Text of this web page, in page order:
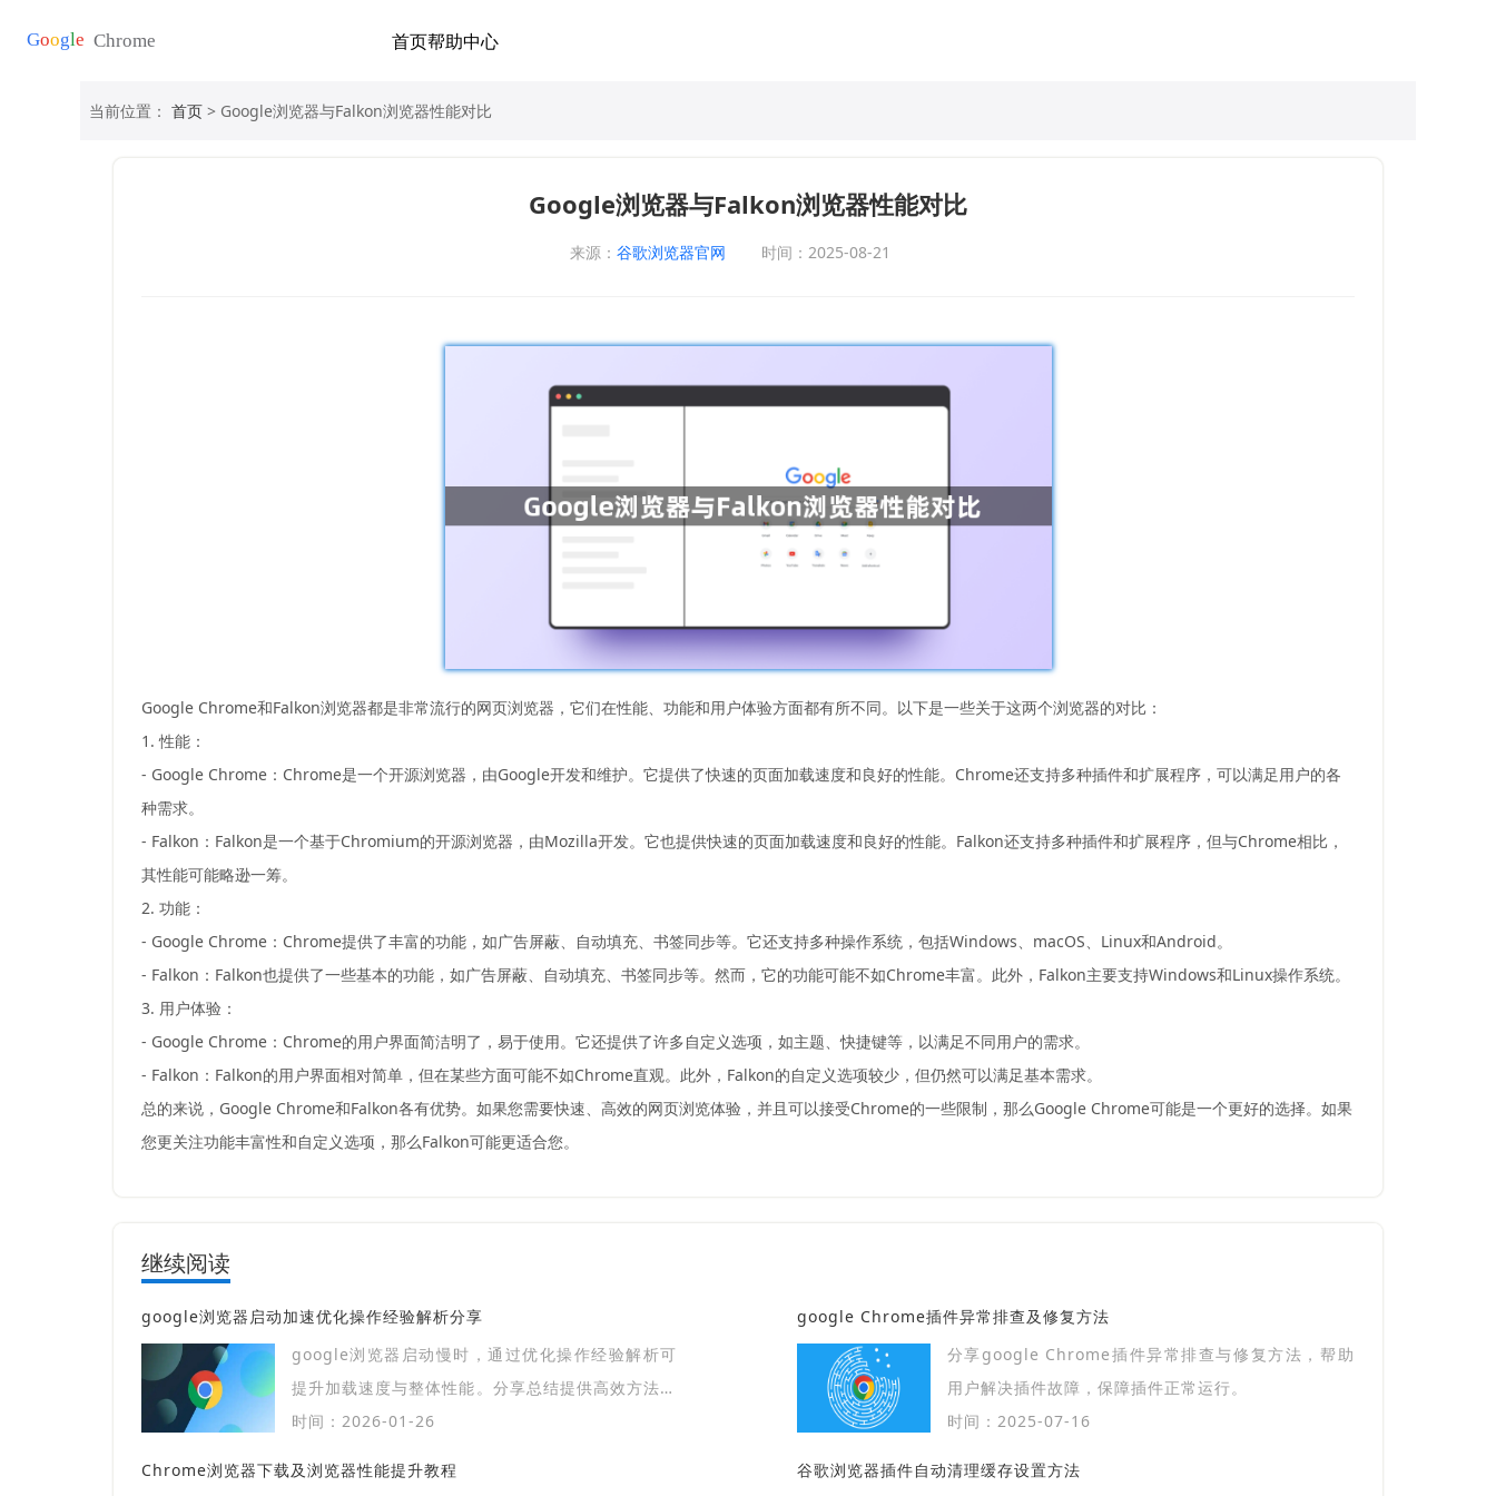
首页帮助中心
当前位置： 首页 > Google浏览器与Falkon浏览器性能对比
Google浏览器与Falkon浏览器性能对比
来源： 谷歌浏览器官网 时间：2025-08-21
Google Chrome和Falkon浏览器都是非常流行的网页浏览器，它们在性能、功能和用户体验方面都有所不同。以下是一些关于这两个浏览器的对比：
1. 性能：
- Google Chrome：Chrome是一个开源浏览器，由Google开发和维护。它提供了快速的页面加载速度和良好的性能。Chrome还支持多种插件和扩展程序，可以满足用户的各
种需求。
- Falkon：Falkon是一个基于Chromium的开源浏览器，由Mozilla开发。它也提供快速的页面加载速度和良好的性能。Falkon还支持多种插件和扩展程序，但与Chrome相比，
其性能可能略逊一筹。
2. 功能：
- Google Chrome：Chrome提供了丰富的功能，如广告屏蔽、自动填充、书签同步等。它还支持多种操作系统，包括Windows、macOS、Linux和Android。
- Falkon：Falkon也提供了一些基本的功能，如广告屏蔽、自动填充、书签同步等。然而，它的功能可能不如Chrome丰富。此外，Falkon主要支持Windows和Linux操作系统。
3. 用户体验：
- Google Chrome：Chrome的用户界面简洁明了，易于使用。它还提供了许多自定义选项，如主题、快捷键等，以满足不同用户的需求。
- Falkon：Falkon的用户界面相对简单，但在某些方面可能不如Chrome直观。此外，Falkon的自定义选项较少，但仍然可以满足基本需求。
总的来说，Google Chrome和Falkon各有优势。如果您需要快速、高效的网页浏览体验，并且可以接受Chrome的一些限制，那么Google Chrome可能是一个更好的选择。如果
您更关注功能丰富性和自定义选项，那么Falkon可能更适合您。
继续阅读
google浏览器启动加速优化操作经验解析分享
google浏览器启动慢时，通过优化操作经验解析可
提升加载速度与整体性能。分享总结提供高效方法，
帮助用户改善启动体验。
时间：2026-01-26
google Chrome插件异常排查及修复方法
分享google Chrome插件异常排查与修复方法，帮助
用户解决插件故障，保障插件正常运行。
时间：2025-07-16
Chrome浏览器下载及浏览器性能提升教程 谷歌浏览器插件自动清理缓存设置方法